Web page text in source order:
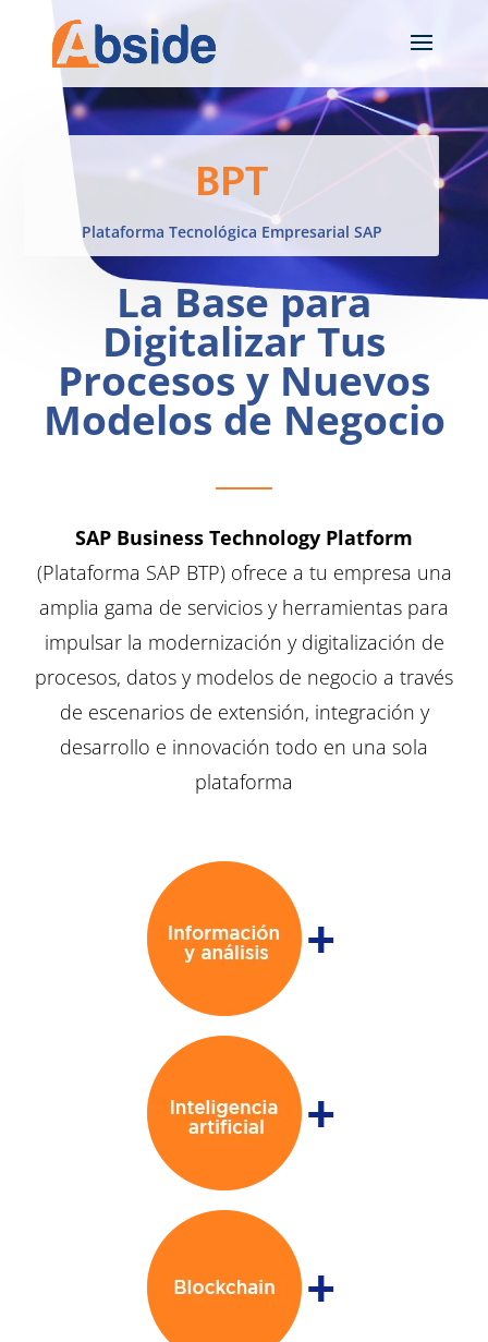
BPT
Plataforma Tecnológica Empresarial SAP
La Base para
Digitalizar Tus
Procesos y Nuevos
Modelos de Negocio
SAP Business Technology Platform
(Plataforma SAP BTP) ofrece a tu empresa una
amplia gama de servicios y herramientas para
impulsar la modernización y digitalización de
procesos, datos y modelos de negocio a través
de escenarios de extensión, integración y
desarrollo e innovación todo en una sola
plataforma